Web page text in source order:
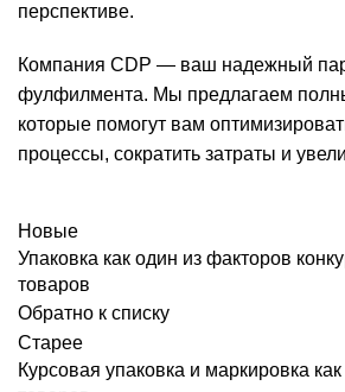
перспективе.
Компания CDP — ваш надежный
фулфилмента. Мы предлагаем
которые помогут вам
процессы, сократить затраты и
Новые
Упаковка как один из факторов
товаров
Обратно к списку
Старее
Курсовая упаковка и маркировка